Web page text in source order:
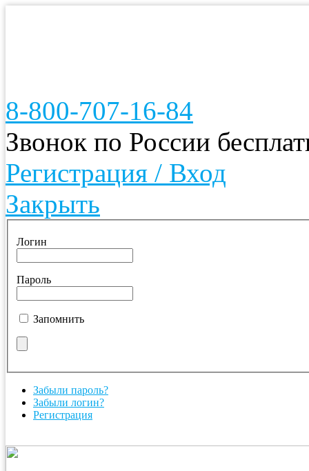
8-800-707-16-84
Звонок по России
Регистрация / Вход
Закрыть
Логин
Пароль
Запомнить
Забыли пароль?
Забыли логин?
Регистрация